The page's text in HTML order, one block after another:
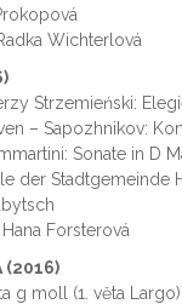
Wichterlová
Strzemieński:
– Sapozhnikov:
Sonate in D
der Stadtgemeinde
Forsterová
(2016)
g moll (1. věta Largo)